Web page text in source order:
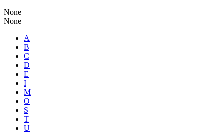
None
None
A
B
C
D
E
I
M
O
S
T
U